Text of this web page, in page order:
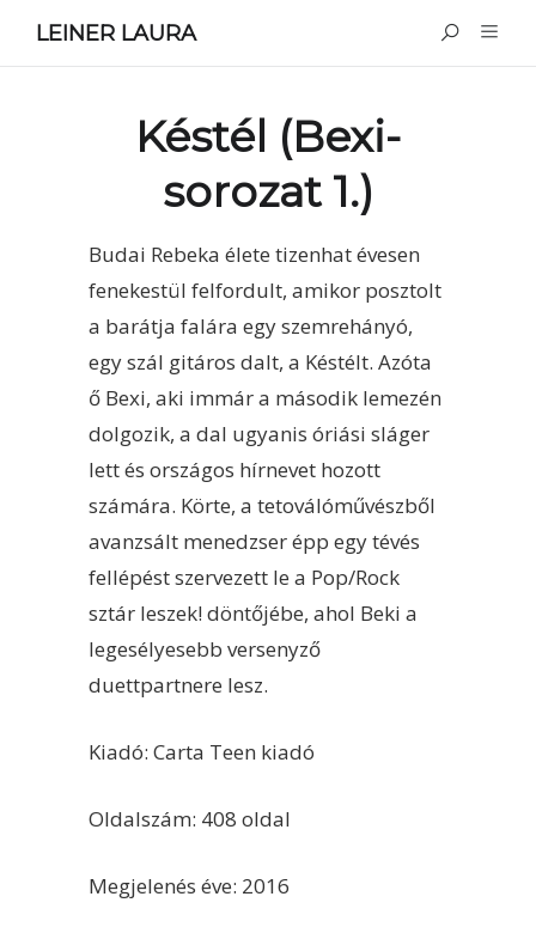
LEINER LAURA
Késtél (Bexi-
sorozat 1.)
Budai Rebeka élete tizenhat évesen
fenekestül felfordult, amikor posztolt
a barátja falára egy szemrehányó,
egy szál gitáros dalt, a Késtélt. Azóta
ő Bexi, aki immár a második lemezén
dolgozik, a dal ugyanis óriási sláger
lett és országos hírnevet hozott
számára. Körte, a tetoválóművészből
avanzsált menedzser épp egy tévés
fellépést szervezett le a Pop/Rock
sztár leszek! döntőjébe, ahol Beki a
legesélyesebb versenyző
duettpartnere lesz.
Kiadó: Carta Teen kiadó
Oldalszám: 408 oldal
Megjelenés éve: 2016